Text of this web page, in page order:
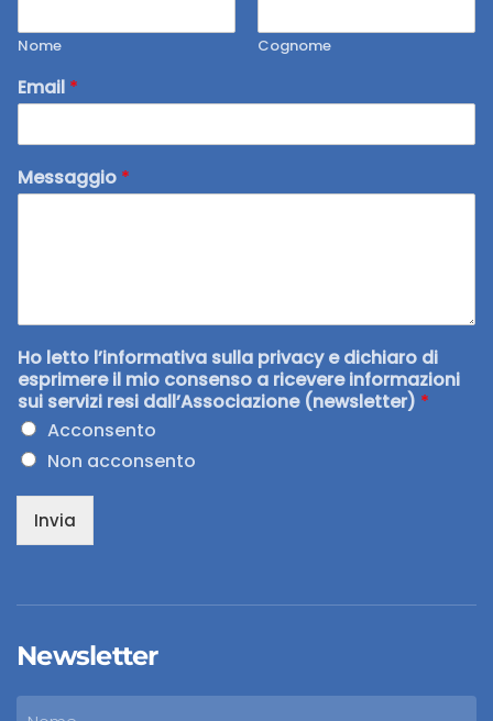
Nome Cognome
Email *
Messaggio *
Ho letto l’informativa sulla privacy e dichiaro di
esprimere il mio consenso a ricevere informazioni
sui servizi resi dall’Associazione (newsletter) *
Acconsento
Non acconsento
Invia
Newsletter